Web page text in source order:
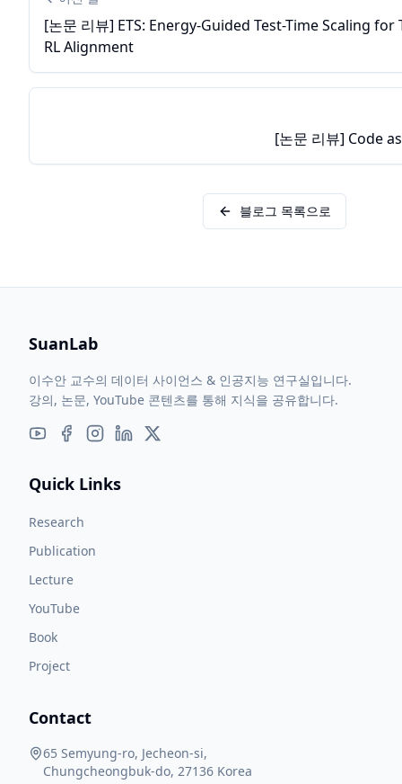
[논문 리뷰] ETS: Energy-Guided Test-Time Scaling for
RL Alignment
[논문 리뷰] Code
블로그 목록으로
SuanLab
이수안 교수의 데이터 사이언스 & 인공지능 연구실입니다.
강의, 논문, YouTube 콘텐츠를 통해 지식을 공유합니다.
Quick Links
Research
Publication
Lecture
YouTube
Book
Project
Contact
65 Semyung-ro, Jecheon-si,
Chungcheongbuk-do, 27136 Korea